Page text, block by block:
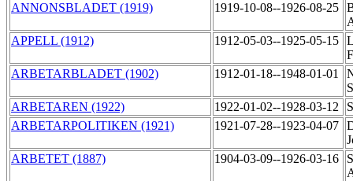
ANNONSBLADET (1919)
1919-10-08--1926-08-25
APPELL (1912)
1912-05-03--1925-05-15
ARBETARBLADET (1902)
1912-01-18--1948-01-01
ARBETAREN (1922)
1922-01-02--1928-03-12
ARBETARPOLITIKEN (1921)
1921-07-28--1923-04-07
ARBETET (1887)
1904-03-09--1926-03-16